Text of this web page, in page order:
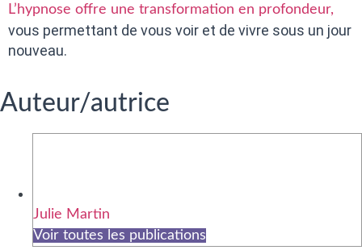
L’hypnose offre une transformation en profondeur,
vous permettant de vous voir et de vivre sous un jour
nouveau.
Auteur/autrice
Julie Martin
Voir toutes les publications